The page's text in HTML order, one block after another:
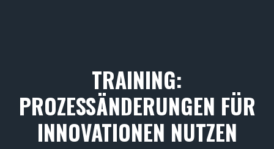
TRAINING:
PROZESSÄNDERUNGEN FÜR
INNOVATIONEN NUTZEN